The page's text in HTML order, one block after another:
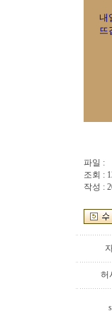
내
뜨
파일 :
조회 :
작성 :
허